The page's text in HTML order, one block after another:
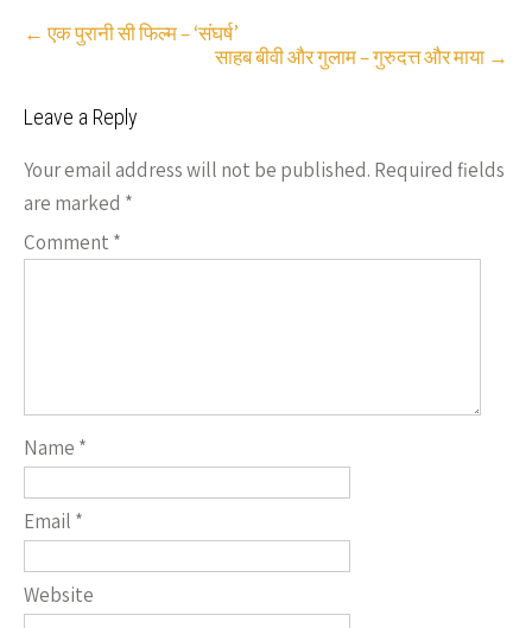
Post
← एक पुरानी सी फिल्म – ‘संघर्ष’
साहब बीवी और गुलाम – गुरुदत्त और माया →
Leave a Reply
Your email address will not be published. Required fields
are marked *
Comment *
Name *
Email *
Website